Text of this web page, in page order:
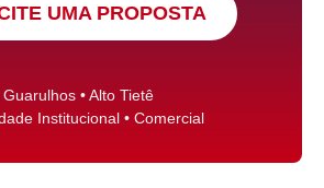
UMA PROPOSTA
Guarulhos • Alto Tietê
Institucional • Comercial